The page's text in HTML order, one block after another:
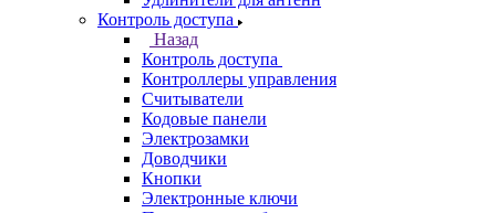
Контроль доступа
Назад
Контроль доступа
Контроллеры управления
Считыватели
Кодовые панели
Электрозамки
Доводчики
Кнопки
Электронные ключи